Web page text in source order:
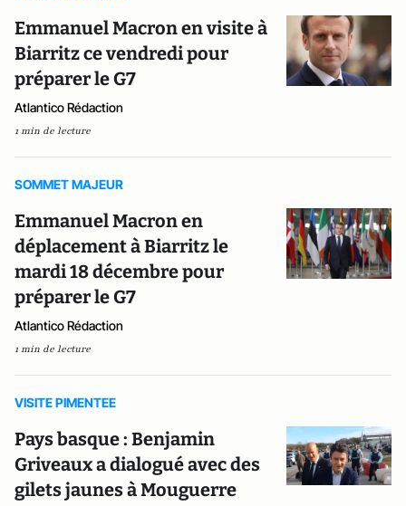
Emmanuel Macron en visite à
Biarritz ce vendredi pour
préparer le G7
Atlantico Rédaction
1 min de lecture
SOMMET MAJEUR
Emmanuel Macron en
déplacement à Biarritz le
mardi 18 décembre pour
préparer le G7
Atlantico Rédaction
1 min de lecture
VISITE PIMENTEE
Pays basque : Benjamin
Griveaux a dialogué avec des
gilets jaunes à Mouguerre